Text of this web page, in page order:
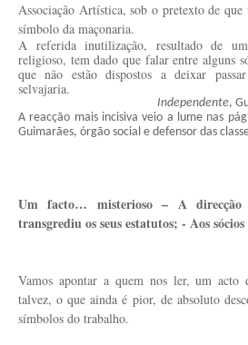
Associação Artística, sob o pretexto de que
símbolo da maçonaria.
A referida inutilização, resultado de um
religioso, tem dado que falar entre alguns
que não estão dispostos a deixar
selvajaria.
Independente,
A reacção mais incisiva veio a lume nas
Guimarães, órgão social e defensor das
Um facto… misterioso – A direcção
transgrediu os seus estatutos; - Aos
Vamos apontar a quem nos ler, um acto
talvez, o que ainda é pior, de absoluto
símbolos do trabalho.